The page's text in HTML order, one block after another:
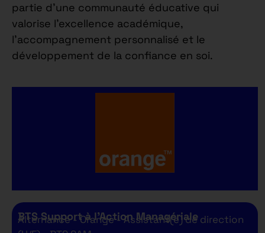
partie d’une communauté éducative qui
valorise l’excellence académique,
l’accompagnement personnalisé et le
développement de la confiance en soi.
BTS Support à l’Action Managériale
Alternance - Orange - Assistant(e) de direction